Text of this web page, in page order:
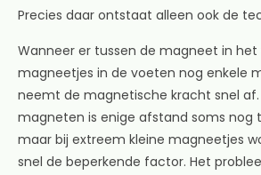
Precies daar ontstaat alleen ook de
Wanneer er tussen de magneet in
magneetjes in de voeten nog enkele
neemt de magnetische kracht snel af.
magneten is enige afstand soms nog
maar bij extreem kleine magneetjes
snel de beperkende factor. Het